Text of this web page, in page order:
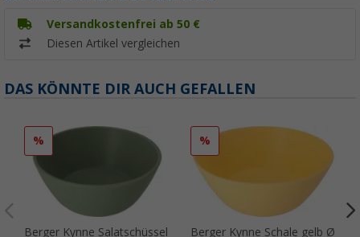
Versandkostenfrei ab 50 €
Diesen Artikel vergleichen
DAS KÖNNTE DIR AUCH GEFALLEN
%
Berger Kynne Salatschüssel
%
Berger Kynne Schale gelb Ø